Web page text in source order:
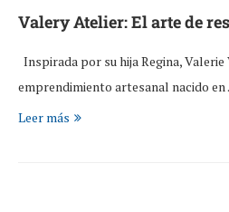
Valery Atelier: El arte de
Inspirada por su hija Regina, Valerie
emprendimiento artesanal nacido
Leer más